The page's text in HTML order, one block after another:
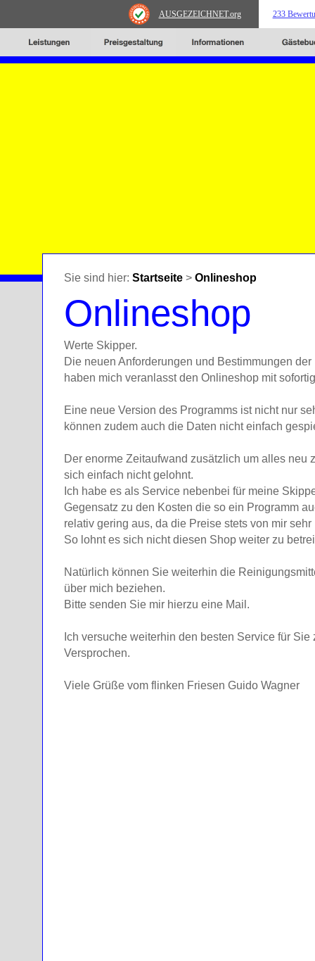
AUSGEZEICHNET.org 233
Sie sind hier: Startseite > Onlineshop
Onlineshop
Werte Skipper.
Die neuen Anforderungen und Bestimmungen
haben mich veranlasst den Onlineshop mit
Eine neue Version des Programms ist nicht nur
können zudem auch die Daten nicht einfach
Der enorme Zeitaufwand zusätzlich um alles neu
sich einfach nicht gelohnt.
Ich habe es als Service nebenbei für meine
Gegensatz zu den Kosten die so ein Programm
relativ gering aus, da die Preise stets von mir
So lohnt es sich nicht diesen Shop weiter zu
Natürlich können Sie weiterhin die
über mich beziehen.
Bitte senden Sie mir hierzu eine Mail.
Ich versuche weiterhin den besten Service für Sie
Versprochen.
Viele Grüße vom flinken Friesen Guido Wagner